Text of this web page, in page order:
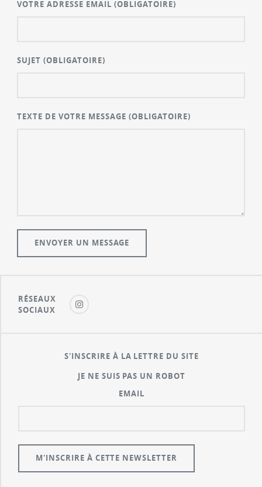
VOTRE ADRESSE EMAIL(OBLIGATOIRE)
SUJET(OBLIGATOIRE)
TEXTE DE VOTRE MESSAGE(OBLIGATOIRE)
RÉSEAUX
SOCIAUX
S'INSCRIRE À LA LETTRE DU SITE
JE NE SUIS PAS UN ROBOT
EMAIL